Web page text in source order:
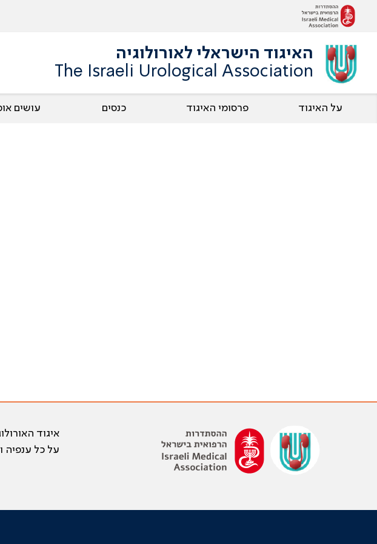
האיגוד הישראלי לאורולוגיה
The Israeli Urological Association
על האיגוד פרסומי האיגוד כנסים עושים
איגוד
על כל ענפיה